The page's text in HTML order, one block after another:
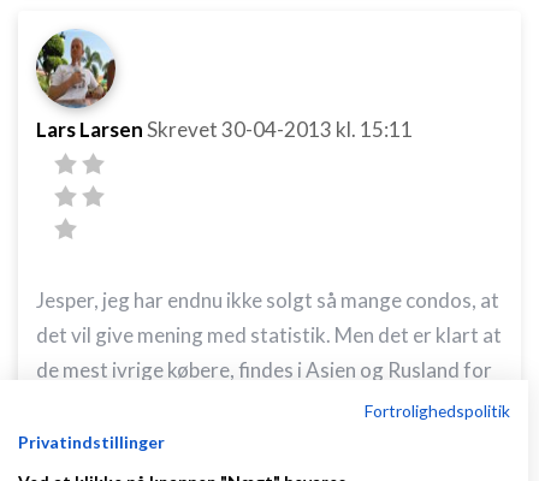
Lars LarsenSkrevet30-04-2013 kl. 15:11
Jesper, jeg har endnu ikke solgt så mange condos, at
det vil give mening med statistik. Men det er klart at
de mest ivrige købere, findes i Asien og Rusland for
Fortrolighedspolitik
Privatindstillinger